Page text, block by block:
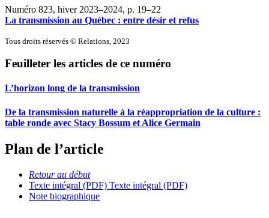
Numéro 823, hiver 2023–2024, p. 19–22
La transmission au Québec : entre désir et refus
Tous droits réservés © Relations, 2023
Feuilleter les articles de ce numéro
L’horizon long de la transmission
De la transmission naturelle à la réappropriation de la culture :
table ronde avec Stacy Bossum et Alice Germain
Plan de l’article
Retour au début
Texte intégral (PDF) Texte intégral (PDF)
Note biographique